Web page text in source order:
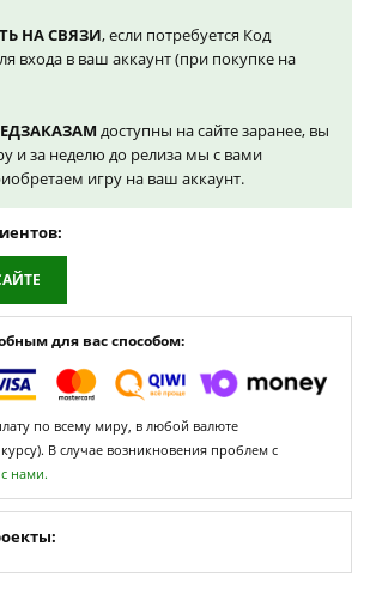
НА СВЯЗИ, если потребуется Код
входа в ваш аккаунт (при покупке на
доступны на сайте заранее, вы
и за неделю до релиза мы с вами
игру на ваш аккаунт.
для вас способом:
по всему миру, в любой валюте
В случае возникновения проблем с
нами.